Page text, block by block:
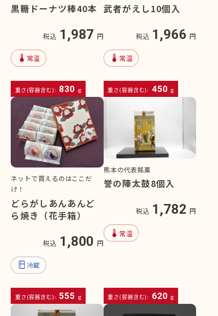
黒糖ドーナツ棒40本
税込 1,987 円
device_thermostat 常温
重さ(容器含む): 830 g
武者がえし10個入
税込 1,966 円
device_thermostat 常温
重さ(容器含む): 450 g
ネットで買えるのはここだ
け！
どらがしあんあんど
ら焼き（花手箱）
税込 1,800 円
kitchen 冷蔵
重さ(容器含む): 555 g
熊本の代表銘菓
誉の陣太鼓8個入
税込 1,782 円
device_thermostat 常温
重さ(容器含む): 620 g